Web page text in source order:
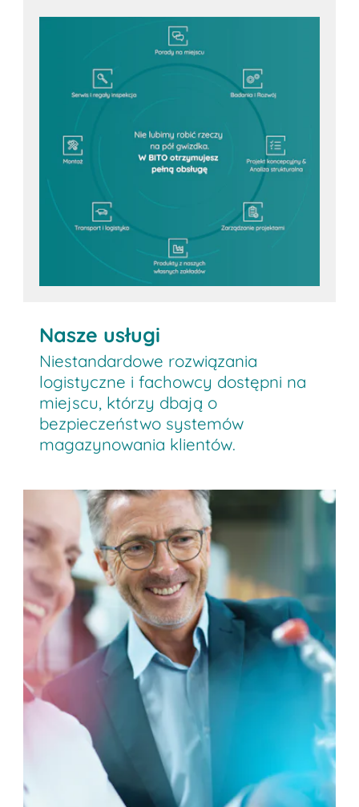
Nasze usługi
Niestandardowe rozwiązania
logistyczne i fachowcy dostępni na
miejscu, którzy dbają o
bezpieczeństwo systemów
magazynowania klientów.